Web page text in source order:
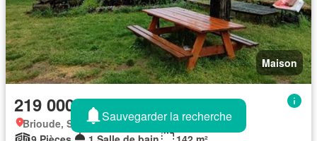
Maison
219 000 €
Brioude, Siaugues-sainte-marie
Sauvegarder la recherche